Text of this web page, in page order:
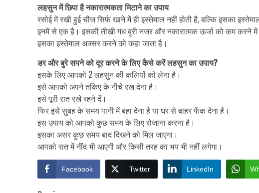
लहसुन में छिपा है नकारात्मकता मिटाने का उपाय
रसोई में रखी हुई चीज सिर्फ खाने में ही इस्तेमाल नहीं होती है, बल्कि इसका
इनमें से एक है। इसकी तीखी गंध बुरी नजर और नकारात्मक ऊर्जा को कम करने में
इसका इस्तेमाल अक्सर करने को कहा जाता है।
डर और बुरे सपने को दूर करने के लिए कैसे करें लहसुन का उपाय?
इसके लिए आपको 2 लहसुन की कलियों को लेना है।
इसे आपको अपने तकिए के नीचे रख देना है।
इसे पूरी रात रखे रहने दें।
फिर इसे सुबह के समय पानी में बहा देना है या घर से बाहर फेंक देना है।
इस उपाय को आपको कुछ समय के लिए रोजाना करना है।
इसका असर कुछ समय बाद दिखने को मिल जाएगा।
आपको रात में नींद भी आएगी और किसी तरह का भय भी नहीं लगेगा।
Facebook Twitter LinkedIn